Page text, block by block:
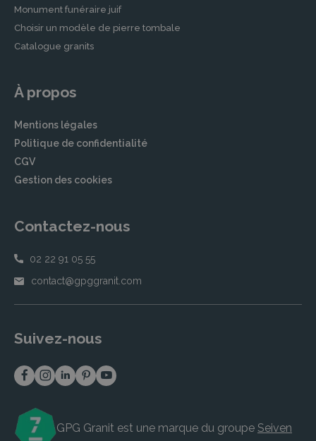
Monument funéraire juif
Choisir un modèle de pierre tombale
Catalogue granits
À propos
Mentions légales
Politique de confidentialité
CGV
Gestion des cookies
Contactez-nous
02 22 91 05 55
contact@gpggranit.com
Suivez-nous
GPG Granit est une marque du groupe Seiven